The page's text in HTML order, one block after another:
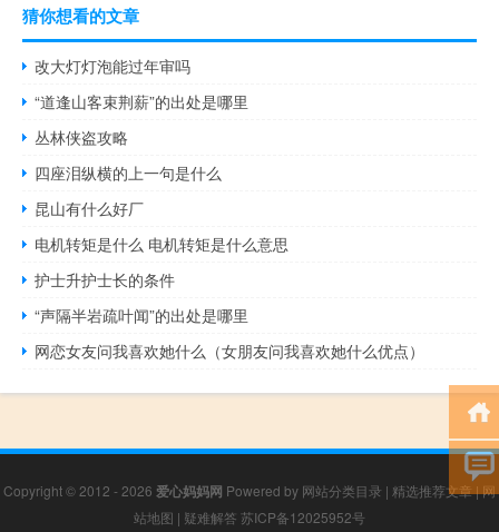
猜你想看的文章
改大灯灯泡能过年审吗
“道逢山客束荆薪”的出处是哪里
丛林侠盗攻略
四座泪纵横的上一句是什么
昆山有什么好厂
电机转矩是什么 电机转矩是什么意思
护士升护士长的条件
“声隔半岩疏叶闻”的出处是哪里
网恋女友问我喜欢她什么（女朋友问我喜欢她什么优点）
Copyright © 2012 - 2026 爱心妈妈网 Powered by 网站分类目录 | 精选推荐文章|网
站地图 | 疑难解答 苏ICP备12025952号